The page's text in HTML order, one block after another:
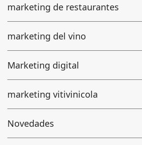
marketing de restaurantes
marketing del vino
Marketing digital
marketing vitivinicola
Novedades